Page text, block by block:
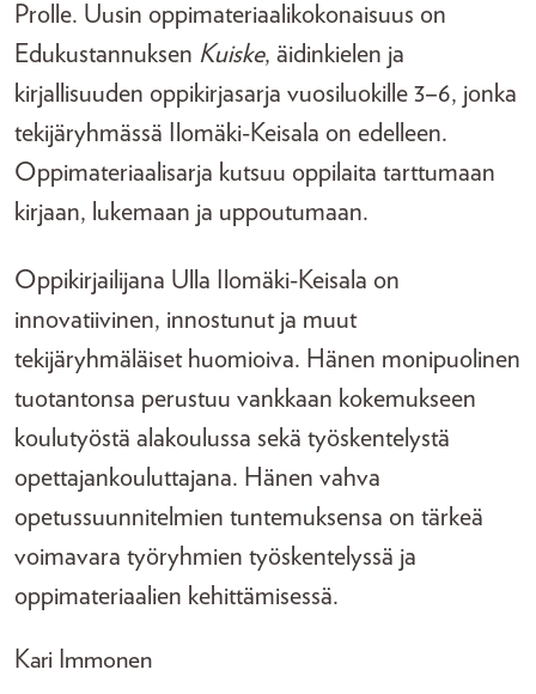
Prolle. Uusin oppimateriaalikokonaisuus on
Edukustannuksen Kuiske, äidinkielen ja
kirjallisuuden oppikirjasarja vuosiluokille 3–6, jonka
tekijäryhmässä Ilomäki-Keisala on edelleen.
Oppimateriaalisarja kutsuu oppilaita tarttumaan
kirjaan, lukemaan ja uppoutumaan.
Oppikirjailijana Ulla Ilomäki-Keisala on
innovatiivinen, innostunut ja muut
tekijäryhmäläiset huomioiva. Hänen monipuolinen
tuotantonsa perustuu vankkaan kokemukseen
koulutyöstä alakoulussa sekä työskentelystä
opettajankouluttajana. Hänen vahva
opetussuunnitelmien tuntemuksensa on tärkeä
voimavara työryhmien työskentelyssä ja
oppimateriaalien kehittämisessä.
Kari Immonen